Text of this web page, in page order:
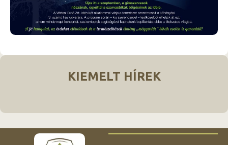
KIEMELT HÍREK